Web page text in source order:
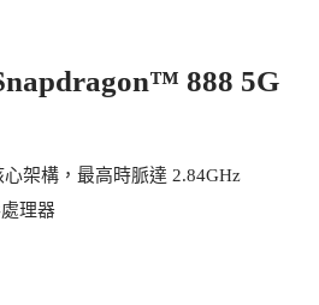
888 5G
架構，最高時脈達 2.84GHz
理器